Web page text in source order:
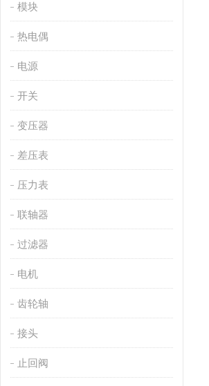
模块
热电偶
电源
开关
变压器
差压表
压力表
联轴器
过滤器
电机
齿轮轴
接头
止回阀